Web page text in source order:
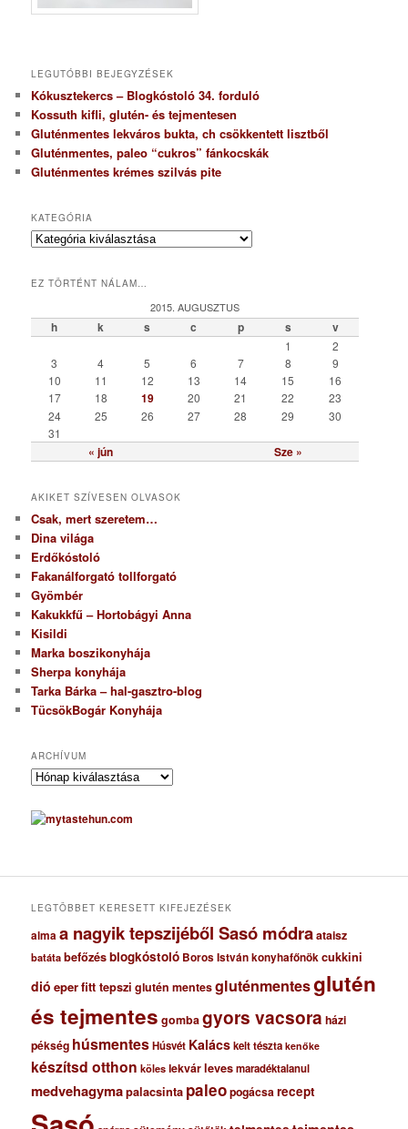
LEGUTÓBBI BEJEGYZÉSEK
Kókusztekercs – Blogkóstoló 34. forduló
Kossuth kifli, glutén- és tejmentesen
Gluténmentes lekváros bukta, ch csökkentett lisztből
Gluténmentes, paleo “cukros” fánkocskák
Gluténmentes krémes szilvás pite
KATEGÓRIA
K
e
r
EZ TÖRTÉNT NÁLAM…
2015. AUGUSZTUS
h k s c p s v
« jún Sze »
1
2
3
4 5 6 7 8
9
10
11 12 13 14 15
16
17
18 19 20 21 22
23
24
25 26 27 28 29
30
31
AKIKET SZÍVESEN OLVASOK
Csak, mert szeretem…
Dina világa
Erdőkóstoló
Fakanálforgató tollforgató
Gyömbér
Kakukkfű – Hortobágyi Anna
Kisildi
Marka boszikonyhája
Sherpa konyhája
Tarka Bárka – hal-gasztro-blog
TücsökBogár Konyhája
ARCHÍVUM
A
c
h
u
LEGTÖBBET KERESETT KIFEJEZÉSEK
almaa nagyik tepszijéből Sasó módraataisz
batáta befőzésblogkóstoló Boros István konyhafőnökcukkini
dió eperfitt tepszi glutén mentesgluténmentesglutén
és tejmentes gombagyors vacsora házi
pékség húsmentesHúsvét Kalácskelt tészta kenőke
készítsd otthon köles lekvárlevesmaradéktalanul
medvehagymapalacsinta paleopogácsarecept